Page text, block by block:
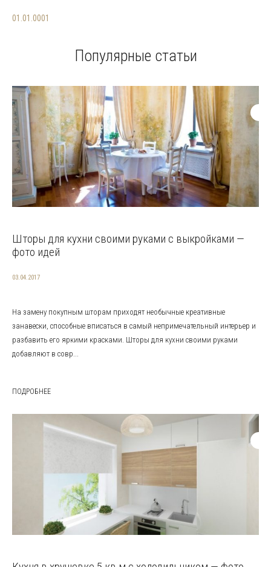
01.01.0001
Популярные статьи
Шторы для кухни своими руками с выкройками —
фото идей
03.04.2017
На замену покупным шторам приходят необычные креативные
занавески, способные вписаться в самый непримечательный интерьер и
разбавить его яркими красками. Шторы для кухни своими руками
добавляют в совр...
ПОДРОБНЕЕ